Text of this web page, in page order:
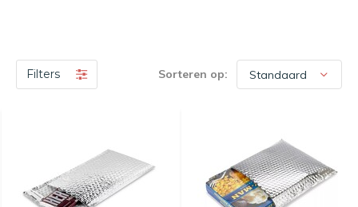
Filters Sorteren op: